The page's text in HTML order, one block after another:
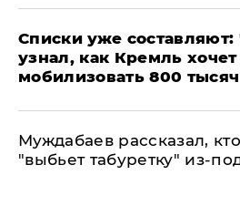
Списки уже
узнал, как Кремль хочет
мобилизовать 800
Муждабаев рассказал,
"выбьет табуретку" из-